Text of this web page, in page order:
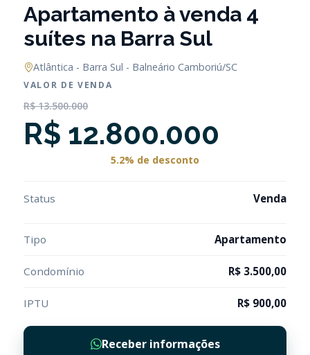
Apartamento à venda 4
suítes na Barra Sul
Atlântica - Barra Sul - Balneário Camboriú/SC
VALOR DE VENDA
R$ 13.500.000
R$ 12.800.000
5.2% de desconto
Status Venda
Tipo Apartamento
Condomínio R$ 3.500,00
IPTU R$ 900,00
Receber informações